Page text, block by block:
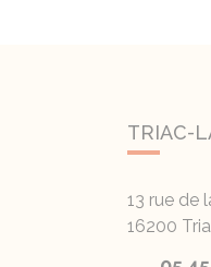
TRIAC-
13 rue de
16200